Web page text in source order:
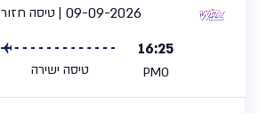
טיסה חזור
09-09-2026
16:25
PMO טיסה ישירה